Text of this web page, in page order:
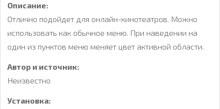
Описание:
Отлично подойдет для онлайн-кинотеатров. Можно
использовать как обычное меню. При наведении на
один из пунктов меню меняет цвет активной области.
Автор и источник:
Неизвестно
Установка: